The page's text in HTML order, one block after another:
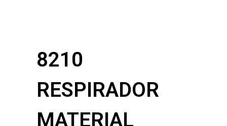
8210
RESPIRADOR
MATERIAL